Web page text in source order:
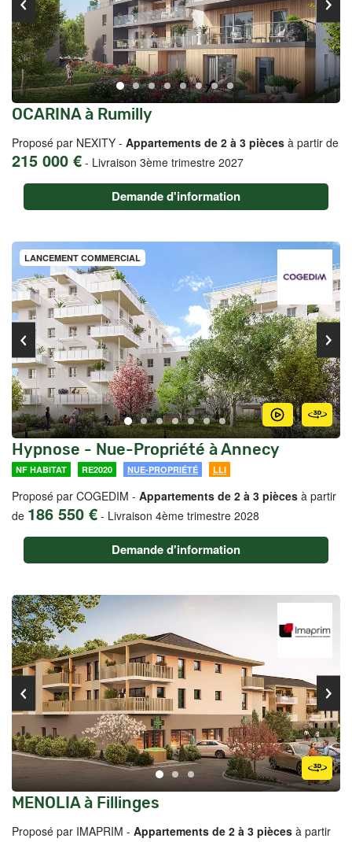
OCARINA à Rumilly
Proposé par NEXITY - Appartements de 2 à 3 pièces à partir de
215 000 € - Livraison 3ème trimestre 2027
Demande d'information
LANCEMENT COMMERCIAL
Hypnose - Nue-Propriété à Annecy
NF HABITAT RE2020 NUE-PROPRIÉTÉ LLI
Proposé par COGEDIM - Appartements de 2 à 3 pièces à partir
de 186 550 € - Livraison 4ème trimestre 2028
Demande d'information
MENOLIA à Fillinges
Proposé par IMAPRIM - Appartements de 2 à 3 pièces à partir